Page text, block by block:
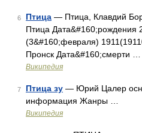
6 Птица — Птица, Клавдий
Птица Дата&#160;рождения
(3&#160;февраля)
Пронск Дата&#160;смерти …
Википедия
7 Птица зу — Юрий Цалер
информация Жанры …
Википедия